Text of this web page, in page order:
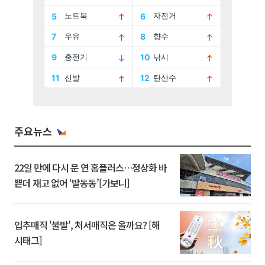
주요뉴스
22일 만에 다시 문 연 홈플러스…정상화 바
쁜데 재고 없어 ‘발동동’[가보니]
입추매직 '불발', 처서매직은 올까요? [해
시태그]